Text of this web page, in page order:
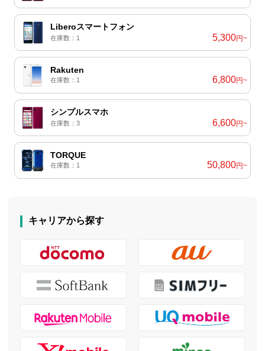
Liberoスマートフォン
在庫数：1 5,300円~
Rakuten
在庫数：1 6,800円~
シンプルスマホ
在庫数：3 6,600円~
TORQUE
在庫数：1 50,800円~
キャリアから探す